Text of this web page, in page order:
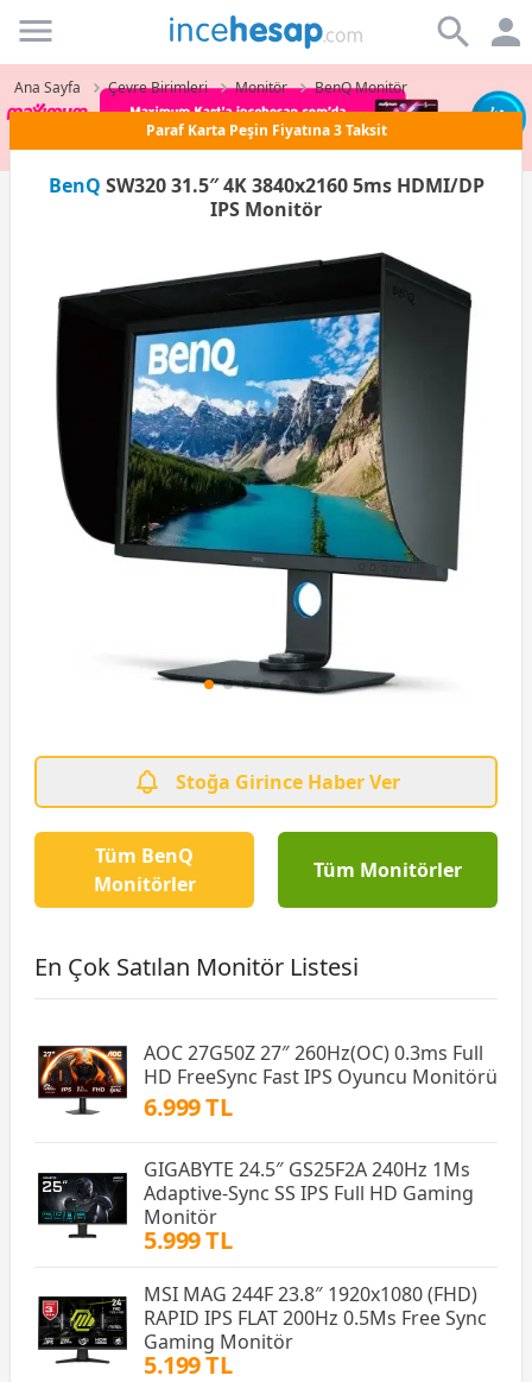
Incehesap
Ana Sayfa Çevre Birimleri Monitör BenQ Monitör
Paraf Karta Peşin Fiyatına 3 Taksit
BenQ SW320 31.5″ 4K 3840x2160‎ 5ms HDMI/DP
IPS Monitör
Stoğa Girince Haber Ver
Tüm BenQ
Monitörler
Tüm Monitörler
En Çok Satılan Monitör Listesi
AOC 27G50Z 27″ 260Hz(OC) 0.3ms Full
HD FreeSync Fast IPS Oyuncu Monitörü
6.999 TL
GIGABYTE 24.5″ GS25F2A 240Hz 1Ms
Adaptive-Sync SS IPS Full HD Gaming
Monitör
5.999 TL
MSI MAG 244F 23.8″ 1920x1080 (FHD)
RAPID IPS FLAT 200Hz 0.5Ms Free Sync
Gaming Monitör
5.199 TL